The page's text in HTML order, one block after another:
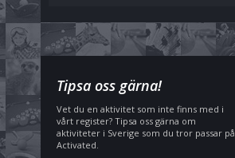
Tipsa oss gärna!
Vet du en aktivitet som inte finns med i
vårt register? Tipsa oss gärna om
aktiviteter i Sverige som du tror passar på
Activated.